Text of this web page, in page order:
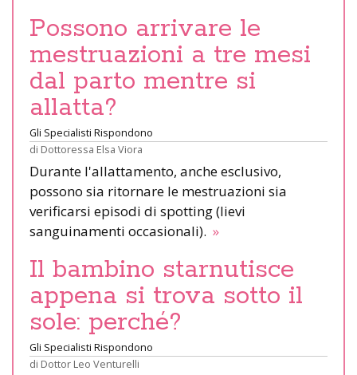
Possono arrivare le
mestruazioni a tre mesi
dal parto mentre si
allatta?
Gli Specialisti Rispondono
di Dottoressa Elsa Viora
Durante l'allattamento, anche esclusivo,
possono sia ritornare le mestruazioni sia
verificarsi episodi di spotting (lievi
sanguinamenti occasionali). »
Il bambino starnutisce
appena si trova sotto il
sole: perché?
Gli Specialisti Rispondono
di Dottor Leo Venturelli